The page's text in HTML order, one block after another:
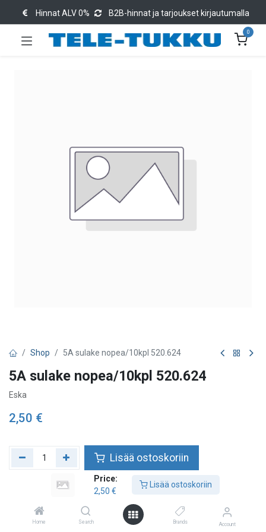
Price:
2,50 €
Lisää ostoskoriin
Home Search Brands Account
Hinnat ALV 0% B2B-hinnat ja tarjoukset kirjautumalla
0
Shop 5A sulake nopea/10kpl 520.624
5A sulake nopea/10kpl 520.624
Eska
2,50 €
Lisää ostoskoriin
Lisää toivelistalle